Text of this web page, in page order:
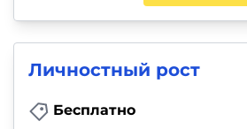
Личностный рост
Бесплатно